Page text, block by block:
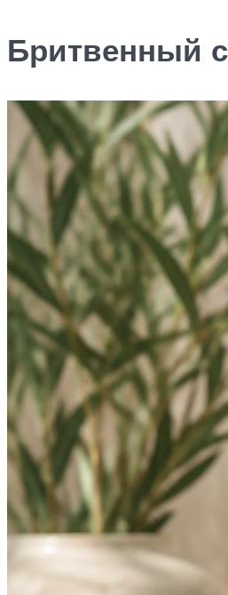
Бритвенный